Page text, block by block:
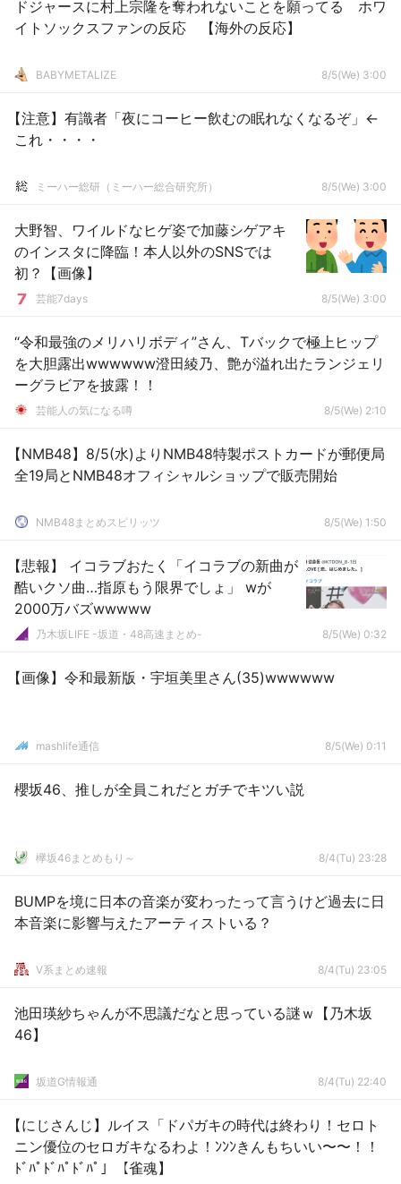
ドジャースに村上宗隆を奪われないことを願ってる ホワ
イトソックスファンの反応 【海外の反応】
BABYMETALIZE 8/5(We) 3:00
【注意】有識者「夜にコーヒー飲むの眠れなくなるぞ」←
これ・・・・
ミーハー総研（ミーハー総合研究所） 8/5(We) 3:00
大野智、ワイルドなヒゲ姿で加藤シゲアキ
のインスタに降臨！本人以外のSNSでは
初？【画像】
芸能7days 8/5(We) 3:00
“令和最強のメリハリボディ”さん、Tバックで極上ヒップ
を大胆露出wwwwww澄田綾乃、艶が溢れ出たランジェリ
ーグラビアを披露！！
芸能人の気になる噂 8/5(We) 2:10
【NMB48】8/5(水)よりNMB48特製ポストカードが郵便局
全19局とNMB48オフィシャルショップで販売開始
NMB48まとめスピリッツ 8/5(We) 1:50
【悲報】 イコラブおたく「イコラブの新曲が
酷いクソ曲…指原もう限界でしょ」 wが
2000万バズwwwww
乃木坂LIFE -坂道・48高速まとめ- 8/5(We) 0:32
【画像】令和最新版・宇垣美里さん(35)wwwwww
mashlife通信 8/5(We) 0:11
櫻坂46、推しが全員これだとガチでキツい説
欅坂46まとめもり～ 8/4(Tu) 23:28
BUMPを境に日本の音楽が変わったって言うけど過去に日
本音楽に影響与えたアーティストいる？
V系まとめ速報 8/4(Tu) 23:05
池田瑛紗ちゃんが不思議だなと思っている謎ｗ【乃木坂
46】
坂道G情報通 8/4(Tu) 22:40
【にじさんじ】ルイス「ドパガキの時代は終わり！セロト
ニン優位のセロガキなるわよ！ﾝﾝﾝきんもちいい〜〜！！
ﾄﾞﾊﾟﾄﾞﾊﾟﾄﾞﾊﾟ」【雀魂】